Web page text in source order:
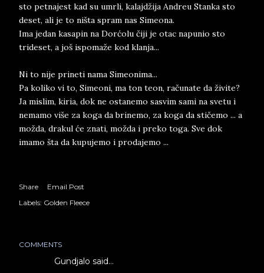
sto petnajest kad su umrli, kalajdžija Andreu Stanka sto
deset, ali je to ništa spram nas Simeona.
Ima jedan kasapin na Dorćolu čiji je otac napunio sto
trideset, a još ispomaže kod klanja...
Ni to nije prineti nama Simeonima...
Pa koliko vi to, Simeoni, ma ton teon, računate da živite?
Ja mislim, kiria, dok ne ostanemo sasvim sami na svetu i
nemamo više za koga da brinemo, za koga da stičemo ... a
možda, drakul će znati, možda i preko toga. Sve dok
imamo šta da kupujemo i prodajemo ...
Share
Email Post
Labels: Golden Fleece
COMMENTS
Gundjalo said…